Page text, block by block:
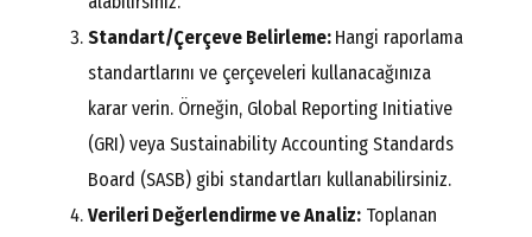
Standart/Çerçeve Belirleme: Hangi raporlama
standartlarını ve çerçeveleri kullanacağınıza
karar verin. Örneğin, Global Reporting Initiative
(GRI) veya Sustainability Accounting Standards
Board (SASB) gibi standartları kullanabilirsiniz.
Verileri Değerlendirme ve Analiz: Toplanan